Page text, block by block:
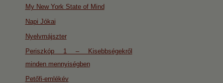
My New York State of Mind
Napi Jókai
Nyelvmájszter
Periszkóp 1 – Kisebbségekről
minden mennyiségben
Petőfi-emlékév